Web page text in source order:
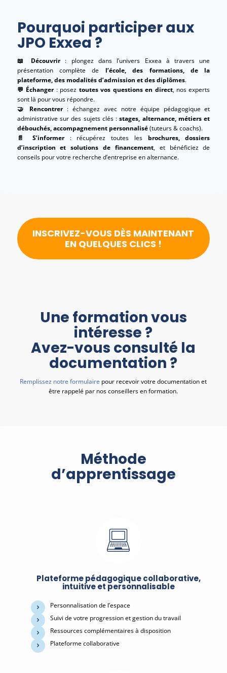
Pourquoi participer aux
JPO Exxea ?
📖 Découvrir: plongez dans l’univers Exxea à travers une
présentation complète de l’école, des formations, de la
plateforme, des modalités d’admission et des diplômes.
💬 Échanger: posez toutes vos questions en direct, nos experts
sont là pour vous répondre.
🤝 Rencontrer: échangez avec notre équipe pédagogique et
administrative sur des sujets clés :stages, alternance, métiers et
débouchés, accompagnement personnalisé(tuteurs & coachs).
📄 S’informer: récupérez toutes les brochures, dossiers
d’inscription et solutions de financement, et bénéficiez de
conseils pour votre recherche d’entreprise en alternance.
INSCRIVEZ-VOUS DÈS MAINTENANT
EN QUELQUES CLICS !
Une formation vous
intéresse ?
Avez-vous consulté la
documentation ?
Remplissez notre formulaire pour recevoir votre documentation et
être rappelé par nos conseillers en formation.
Méthode
d’apprentissage
Plateforme pédagogique collaborative,
intuitive et personnalisable
Personnalisation de l’espace
Suivi de votre progression et gestion du travail
Ressources complémentaires à disposition
Plateforme collaborative